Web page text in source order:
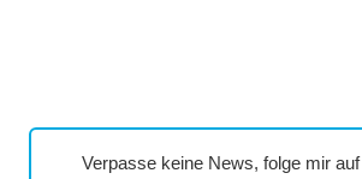
Verpasse keine News, folge mir auf